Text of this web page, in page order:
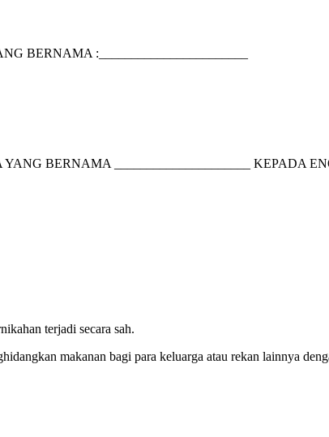
BERNAMA :_______________________
BERNAMA _____________________ KEPADA
terjadi secara sah.
makanan bagi para keluarga atau rekan lainnya